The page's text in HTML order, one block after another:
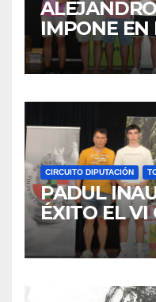
IMPONE EN
LA 2ª
CIRCUITO
CIRCUITO DIPUTACIÓN
PADUL
ÉXITO EL VI
AJEDREZ
GRANADA